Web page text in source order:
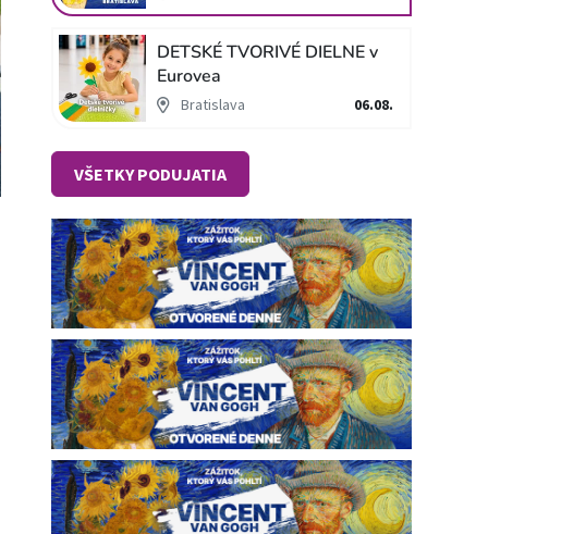
DETSKÉ TVORIVÉ DIELNE v
Eurovea
Bratislava 06.08.
VŠETKY PODUJATIA